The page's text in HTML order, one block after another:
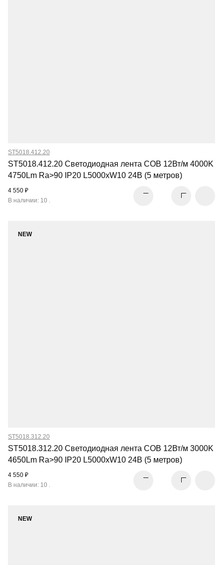
ST5018.412.20
ST5018.412.20 Светодиодная лента COB 12Вт/м 4000K
4750Lm Ra>90 IP20 L5000xW10 24В (5 метров)
4 550 ₽
В наличии: 10 .
NEW
ST5018.312.20
ST5018.312.20 Светодиодная лента COB 12Вт/м 3000K
4650Lm Ra>90 IP20 L5000xW10 24В (5 метров)
4 550 ₽
В наличии: 10 .
NEW